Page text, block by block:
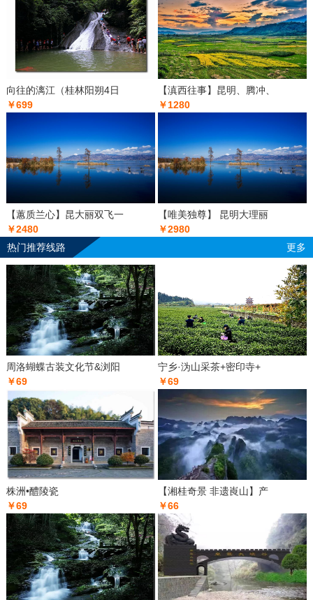
向往的漓江（桂林阳朔4日
￥699
【滇西往事】昆明、腾冲、
￥1280
【蕙质兰心】昆大丽双飞一
￥2480
【唯美独尊】 昆明大理丽
￥2980
热门推荐线路
更多
周洛蝴蝶古装文化节&浏阳
￥69
宁乡·沩山采茶+密印寺+
￥69
株洲•醴陵瓷
￥69
【湘桂奇景 非遗崀山】产
￥66